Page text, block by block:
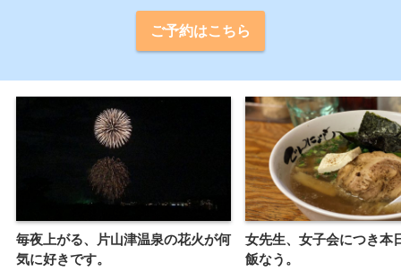
ご予約はこちら
毎夜上がる、片山津温泉の花火が何
気に好きです。
女先生、女子会につき本
飯なう。